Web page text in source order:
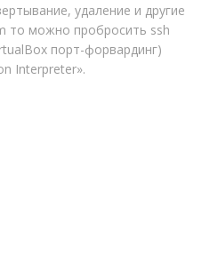
удаление и другие
то можно пробросить ssh
порт-форвардинг)
Interpreter».